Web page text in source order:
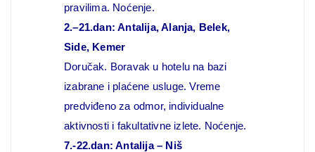
pravilima. Noćenje.
2.–21.dan: Antalija, Alanja, Belek,
Side, Kemer
Doručak. Boravak u hotelu na bazi
izabrane i plaćene usluge. Vreme
predviđeno za odmor, individualne
aktivnosti i fakultativne izlete. Noćenje.
7.-22.dan: Antalija – Niš